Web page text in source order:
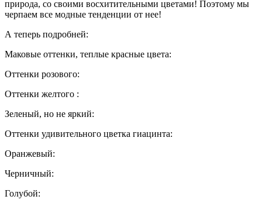
природа, со своими восхитительными цветами! Поэтому мы
черпаем все модные тенденции от нее!
А теперь подробней:
Маковые оттенки, теплые красные цвета:
Оттенки розового:
Оттенки желтого :
Зеленый, но не яркий:
Оттенки удивительного цветка гиацинта:
Оранжевый:
Черничный:
Голубой: